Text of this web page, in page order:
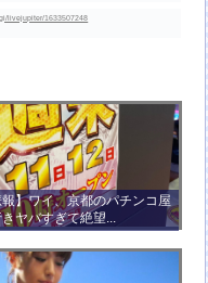
livejupiter/1633507248
報】ワイ、京都のパチンコ屋
きヤバすぎて絶望...